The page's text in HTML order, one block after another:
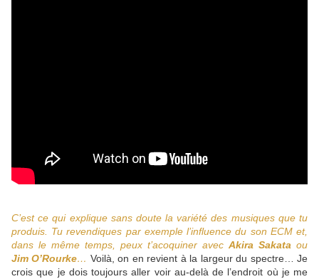
C’est ce qui explique sans doute la variété des musiques que tu
produis. Tu revendiques par exemple l’influence du son ECM et,
dans le même temps, peux t’acoquiner avec Akira Sakata ou
Jim O’Rourke… Voilà, on en revient à la largeur du spectre… Je
crois que je dois toujours aller voir au-delà de l’endroit où je me